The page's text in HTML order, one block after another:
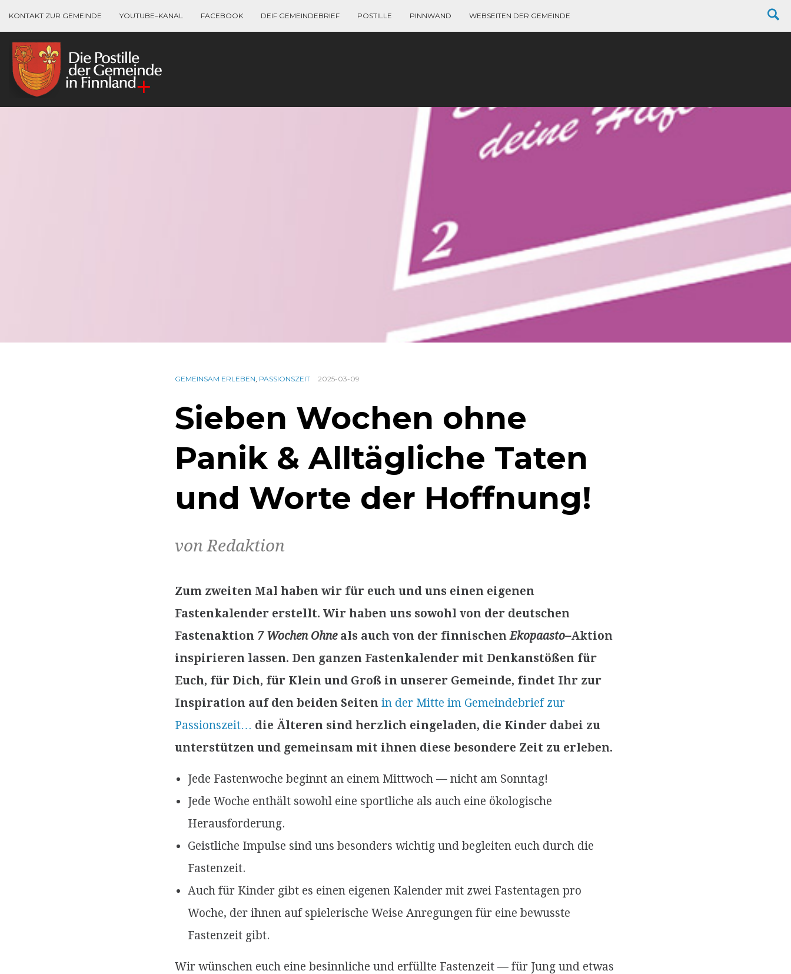
KONTAKT ZUR GEMEINDE YOUTUBE–KANAL FACEBOOK DEIF GEMEINDEBRIEF POSTILLE PINNWAND WEBSEITEN DER GEMEINDE
GEMEINSAM ERLEBEN, PASSIONSZEIT 2025-03-09
Sieben Wochen ohne
Panik & Alltägliche Taten
und Worte der Hoffnung!
von Redaktion
Zum zweiten Mal haben wir für euch und uns einen eigenen
Fastenkalender erstellt. Wir haben uns sowohl von der deutschen
Fastenaktion 7 Wochen Ohneals auch von der finnischenEkopaasto–Aktion
inspirieren lassen. Den ganzen Fastenkalender mit Denkanstößen für
Euch, für Dich, für Klein und Groß in unserer Gemeinde, findet Ihr zur
Inspiration auf den beiden Seiten in der Mitte im Gemeindebrief zur
Passionszeit… die Älteren sind herzlich eingeladen, die Kinder dabei zu
unterstützen und gemeinsam mit ihnen diese besondere Zeit zu erleben.
Jede Fastenwoche beginnt an einem Mittwoch — nicht am Sonntag!
Jede Woche enthält sowohl eine sportliche als auch eine ökologische
Herausforderung.
Geistliche Impulse sind uns besonders wichtig und begleiten euch durch die
Fastenzeit.
Auch für Kinder gibt es einen eigenen Kalender mit zwei Fastentagen pro
Woche, der ihnen auf spielerische Weise Anregungen für eine bewusste
Fastenzeit gibt.
Wir wünschen euch eine besinnliche und erfüllte Fastenzeit — für Jung und etwas